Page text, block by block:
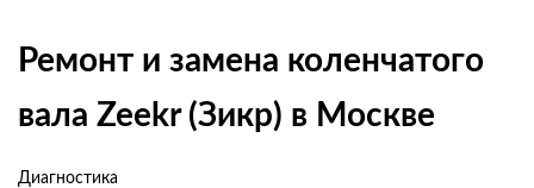
Ремонт и замена коленчатого
вала Zeekr (Зикр) в Москве
Диагностика